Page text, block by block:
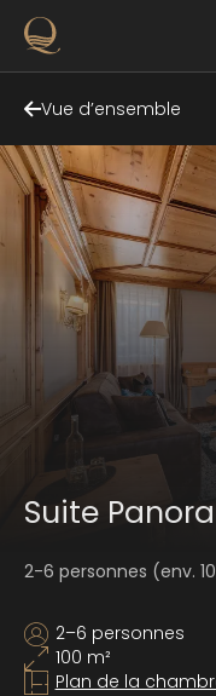
Vue d’ensemble
Suite
2-6 personnes (env.
2–6 personnes
100 m²
Plan de la